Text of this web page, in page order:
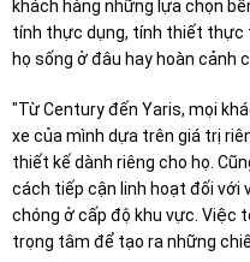
khách hàng những lựa chọn
tính thực dụng, tính thiết thực
họ sống ở đâu hay hoàn cảnh
"Từ Century đến Yaris, mọi
xe của mình dựa trên giá trị
thiết kế dành riêng cho họ.
cách tiếp cận linh hoạt đối với
chóng ở cấp độ khu vực.
trọng tâm để tạo ra những